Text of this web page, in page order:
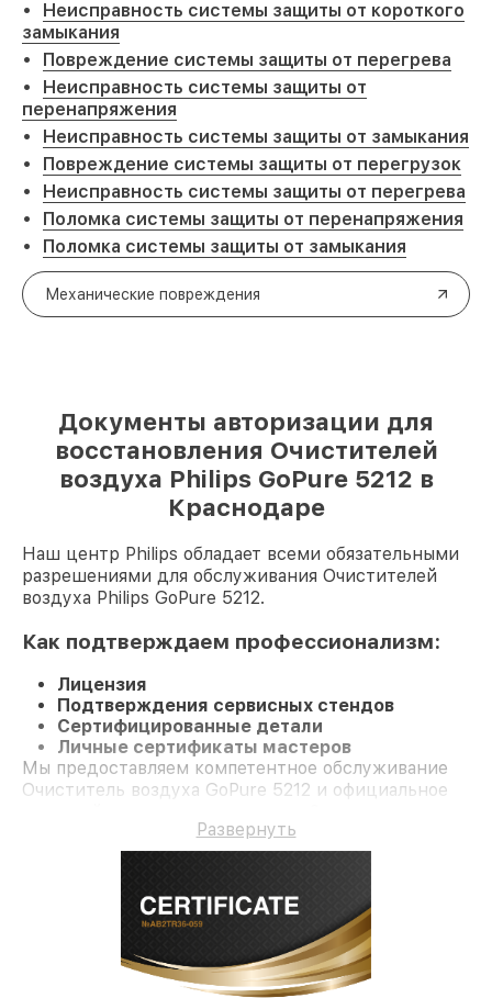
Неисправность системы защиты от короткого
замыкания
Повреждение системы защиты от перегрева
Неисправность системы защиты от
перенапряжения
Неисправность системы защиты от замыкания
Повреждение системы защиты от перегрузок
Неисправность системы защиты от перегрева
Поломка системы защиты от перенапряжения
Поломка системы защиты от замыкания
Механические повреждения
Документы авторизации для
восстановления Очистителей
воздуха Philips GoPure 5212 в
Краснодаре
Наш центр Philips обладает всеми обязательными
разрешениями для обслуживания Очистителей
воздуха Philips GoPure 5212.
Как подтверждаем профессионализм:
Лицензия
Подтверждения сервисных стендов
Сертифицированные детали
Личные сертификаты мастеров
Мы предоставляем компетентное обслуживание
Очиститель воздуха GoPure 5212 и официальное
Развернуть